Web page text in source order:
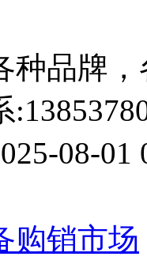
种品牌
08-01
购销市场